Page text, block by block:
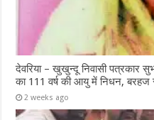
देवरिया – खुखुन्दू निवासी पत्रकार
का 111 वर्ष की आयु में निधन,
2 weeks ago